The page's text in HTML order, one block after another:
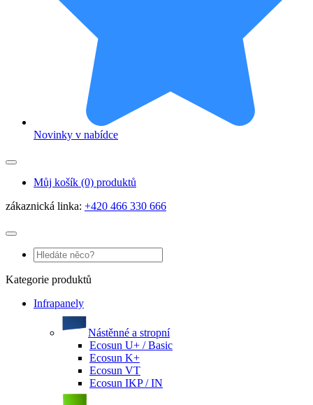
Novinky v nabídce
Můj košík (0) produktů
zákaznická linka: +420 466 330 666
Kategorie produktů
Infrapanely
Nástěnné a stropní
Ecosun U+ / Basic
Ecosun K+
Ecosun VT
Ecosun IKP / IN